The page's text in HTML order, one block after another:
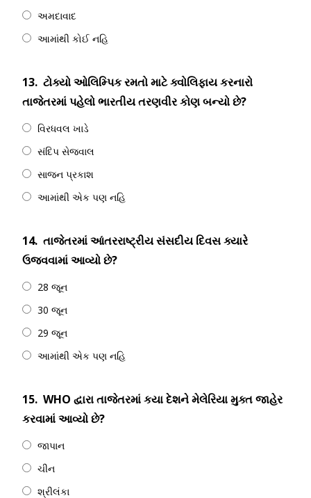
અમદાવાદ
આમાંથી કોઈ નહિ
13. ટોક્યો ઓલિમ્પિક રમતો માટે ક્વોલિફાય કરનારો
તાજેતરમાં પહેલો ભારતીય તરણવીર કોણ બન્યો છે?
વિરધવલ ખાડે
સંદિપ સેજવાલ
સાજન પ્રકાશ
આમાંથી એક પણ નહિ
14. તાજેતરમાં આંતરરાષ્ટ્રીય સંસદીય દિવસ ક્યારે
ઉજવવામાં આવ્યો છે?
28 જૂન
30 જૂન
29 જૂન
આમાંથી એક પણ નહિ
15. WHO દ્વારા તાજેતરમાં કયા દેશને મેલેરિયા મુક્ત જાહેર
કરવામાં આવ્યો છે?
જાપાન
ચીન
શ્રીલંકા